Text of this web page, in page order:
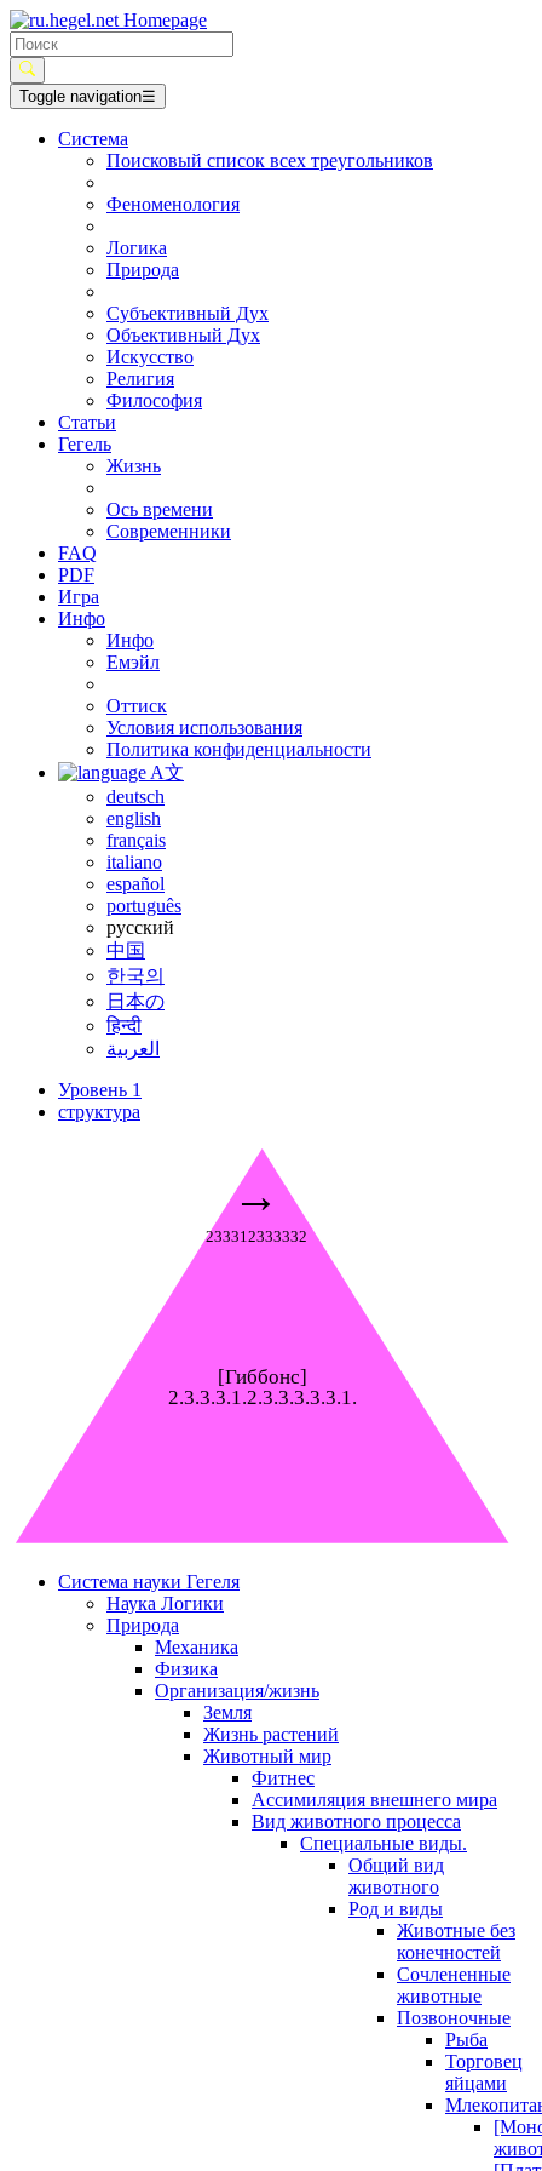
Toggle navigation☰
Система
Поисковый список всех треугольников
Феноменология
Логика
Природа
Субъективный Дух
Объективный Дух
Искусство
Религия
Философия
Статьи
Гегель
Жизнь
Ось времени
Современники
FAQ
PDF
Игра
Инфо
Инфо
Емэйл
Оттиск
Условия использования
Политика конфиденциальности
A文
deutsch
english
français
italiano
español
português
русский
中国
한국의
日本の
हिन्दी
العربية
Уровень 1
структура
[Гиббонс]
2.3.3.3.1.2.3.3.3.3.3.1.
→
233312333332
Система науки Гегеля
Наука Логики
Природа
Механика
Физика
Организация/жизнь
Земля
Жизнь растений
Животный мир
Фитнес
Ассимиляция внешнего мира
Вид животного процесса
Специальные виды.
Общий вид
животного
Род и виды
Животные без
конечностей
Сочлененные
животные
Позвоночные
Рыба
Торговец
яйцами